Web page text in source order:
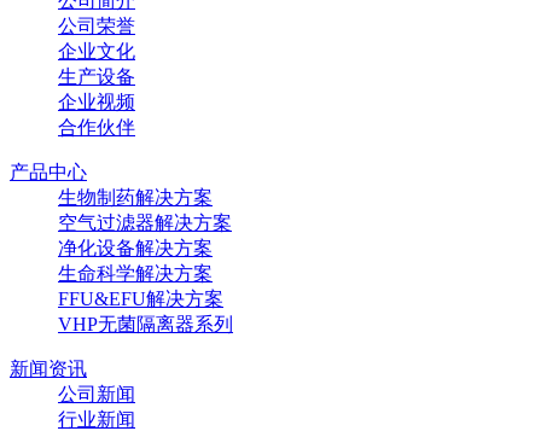
公司荣誉
企业文化
生产设备
企业视频
合作伙伴
产品中心
生物制药解决方案
空气过滤器解决方案
净化设备解决方案
生命科学解决方案
FFU&EFU解决方案
VHP无菌隔离器系列
新闻资讯
公司新闻
行业新闻